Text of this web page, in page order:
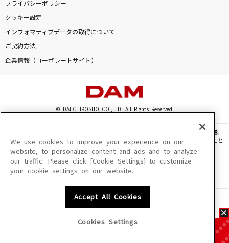
プライバシーポリシー
クッキー設定
インフォマティブデータの取得について
ご契約方法
企業情報（コーポレートサイト）
© DAIICHIKOSHO CO.,LTD. All Rights Reserved.
このサイトに掲載されている一切の文章・画像・写真・動画・音声等を、手段や形態
を問わず、著作権法の定める範囲を超えて無断で複製、転載、ファイル化などすること
を禁じます。
楽曲及びコンテンツは、機種によりご利用いただけない場合があります。
楽曲及びコンテンツの配信日、配信内容が変更になる場合があります。
We use cookies to improve your experience on our
website, to personalize content and ads and to analyze
our traffic. Please click [Cookie Settings] to customize
your cookie settings on our website.
Accept All Cookies
Cookies Settings